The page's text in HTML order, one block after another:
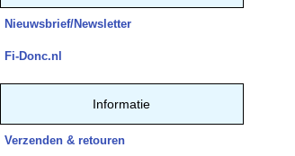
Nieuwsbrief/Newsletter
Fi-Donc.nl
Informatie
Verzenden & retouren